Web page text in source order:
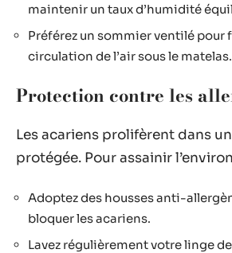
maintenir un taux d’humidité
Préférez un sommier ventilé pour
circulation de l’air sous le matelas.
Protection contre les
Les acariens prolifèrent dans
protégée. Pour assainir
Adoptez des housses anti-
bloquer les acariens.
Lavez régulièrement votre linge